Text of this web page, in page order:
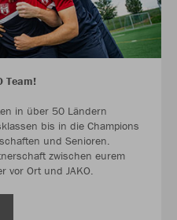
Team!
in über 50 Ländern
bis in die Champions
und Senioren.
zwischen eurem
vor Ort und JAKO.